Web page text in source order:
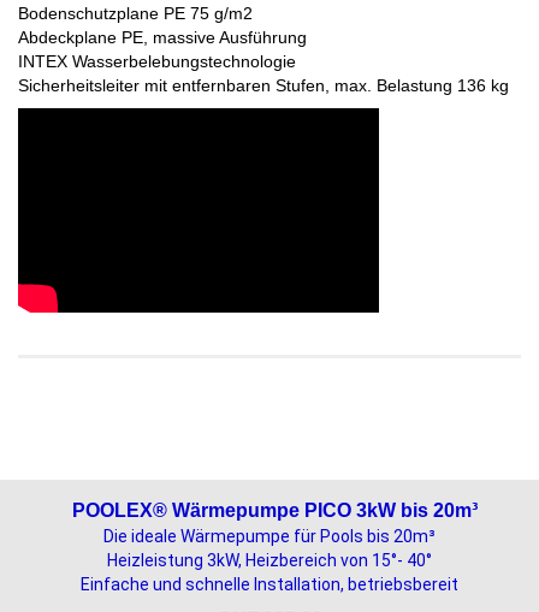
Bodenschutzplane PE 75 g/m2
Abdeckplane PE, massive Ausführung
INTEX Wasserbelebungstechnologie
Sicherheitsleiter mit entfernbaren Stufen, max. Belastung 136 kg
POOLEX® Wärmepumpe PICO 3kW bis 20m³
Die ideale Wärmepumpe für Pools bis 20m³
Heizleistung 3kW, Heizbereich von 15°- 40°
Einfache und schnelle Installation, betriebsbereit